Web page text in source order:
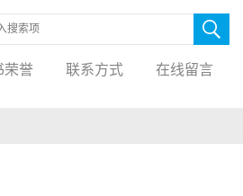
荣誉 联系方式 在线留言